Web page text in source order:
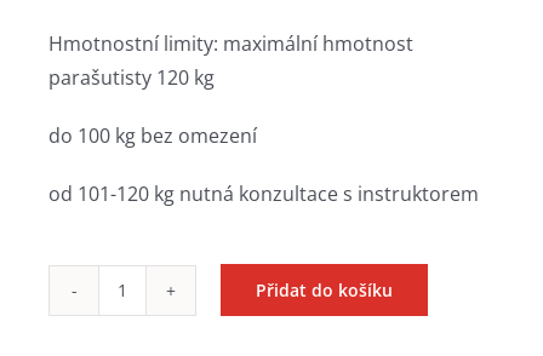
Hmotnostní limity: maximální hmotnost
parašutisty 120 kg
do 100 kg bez omezení
od 101-120 kg nutná konzultace s instruktorem
Samostatný
Přidat do košíku